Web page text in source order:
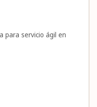
para servicio ágil en